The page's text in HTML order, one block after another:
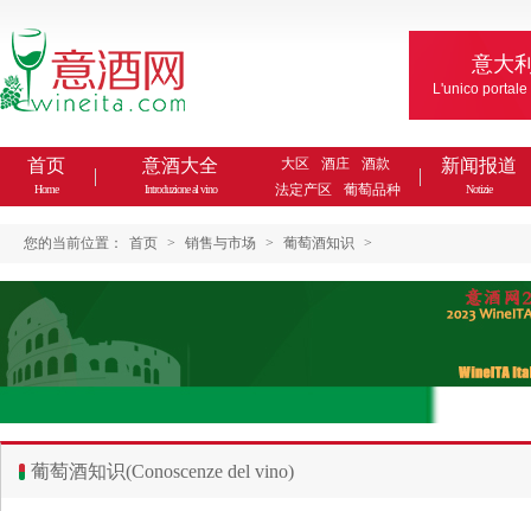
意大
L'unico
首页
Home
意酒大全
Introduzione al vino
大区 酒庄
酒款
法定产区
葡萄品种
新闻报道
Notizie
您的当前位置： 首页 > 销售与市场 > 葡萄酒知识 >
葡萄酒知识(Conoscenze del vino)